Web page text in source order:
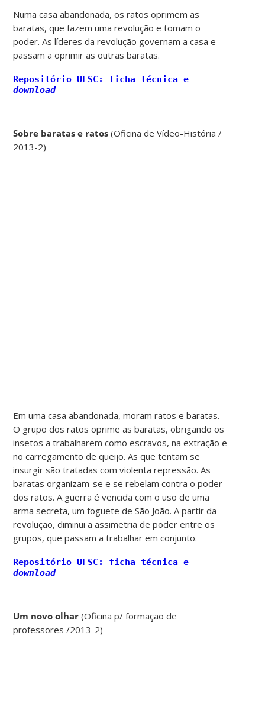
Numa casa abandonada, os ratos oprimem as
baratas, que fazem uma revolução e tomam o
poder. As líderes da revolução governam a casa e
passam a oprimir as outras baratas.
Repositório UFSC: ficha técnica e
download
Sobre baratas e ratos (Oficina de Vídeo-História /
2013-2)
Em uma casa abandonada, moram ratos e baratas.
O grupo dos ratos oprime as baratas, obrigando os
insetos a trabalharem como escravos, na extração e
no carregamento de queijo. As que tentam se
insurgir são tratadas com violenta repressão. As
baratas organizam-se e se rebelam contra o poder
dos ratos. A guerra é vencida com o uso de uma
arma secreta, um foguete de São João. A partir da
revolução, diminui a assimetria de poder entre os
grupos, que passam a trabalhar em conjunto.
Repositório UFSC: ficha técnica e
download
Um novo olhar(Oficina p/ formação de
professores /2013-2)